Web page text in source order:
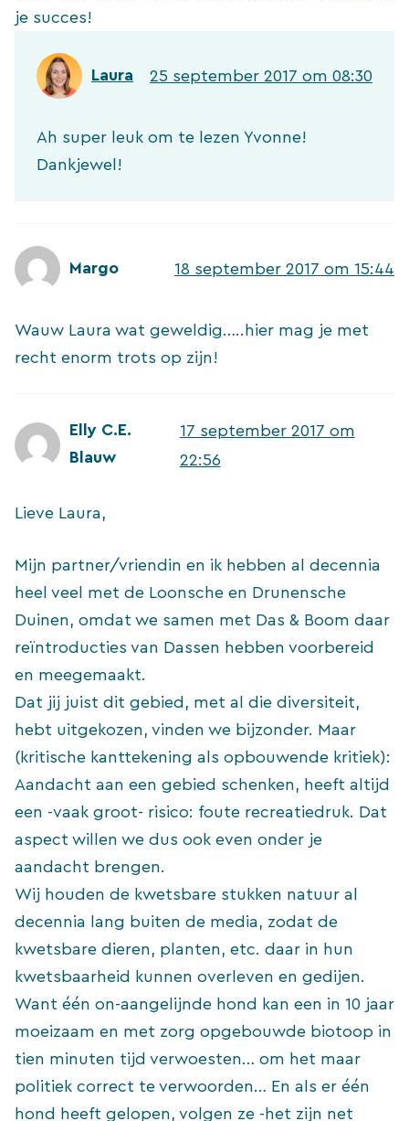
je succes!
Laura 25 september 2017 om 08:30
Ah super leuk om te lezen Yvonne!
Dankjewel!
Margo 18 september 2017 om 15:44
Wauw Laura wat geweldig…..hier mag je met
recht enorm trots op zijn!
Elly C.E.
Blauw
17 september 2017 om
22:56
Lieve Laura,
Mijn partner/vriendin en ik hebben al decennia
heel veel met de Loonsche en Drunensche
Duinen, omdat we samen met Das & Boom daar
reïntroducties van Dassen hebben voorbereid
en meegemaakt.
Dat jij juist dit gebied, met al die diversiteit,
hebt uitgekozen, vinden we bijzonder. Maar
(kritische kanttekening als opbouwende kritiek):
Aandacht aan een gebied schenken, heeft altijd
een -vaak groot- risico: foute recreatiedruk. Dat
aspect willen we dus ook even onder je
aandacht brengen.
Wij houden de kwetsbare stukken natuur al
decennia lang buiten de media, zodat de
kwetsbare dieren, planten, etc. daar in hun
kwetsbaarheid kunnen overleven en gedijen.
Want één on-aangelijnde hond kan een in 10 jaar
moeizaam en met zorg opgebouwde biotoop in
tien minuten tijd verwoesten… om het maar
politiek correct te verwoorden… En als er één
hond heeft gelopen, volgen ze -het zijn net